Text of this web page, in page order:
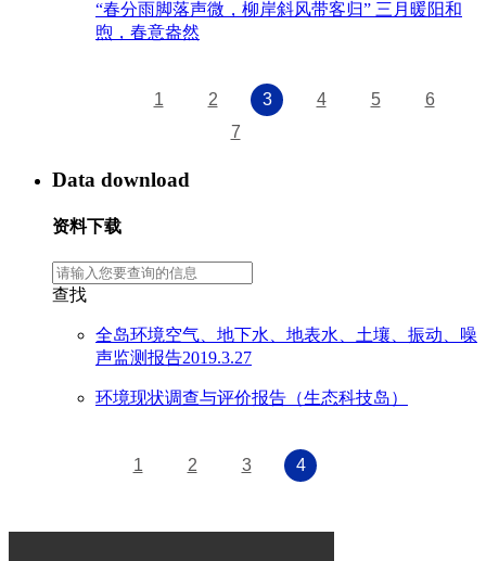
“春分雨脚落声微，柳岸斜风带客归” 三月暖阳和
煦，春意盎然
1 2 3 4 5
6
7
Data download
资料下载
查找
全岛环境空气、地下水、地表水、土壤、振动、噪
声监测报告2019.3.27
环境现状调查与评价报告（生态科技岛）
1 2 3 4